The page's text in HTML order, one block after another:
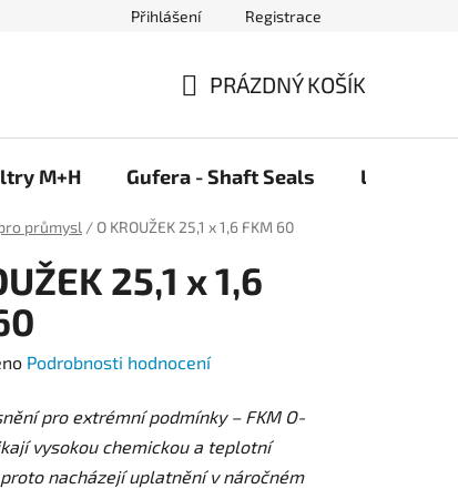
Přihlášení Registrace
KOŠÍK
PRÁZDNÝ KOŠÍK
M+H Gufera - Shaft Seals Ložiska
průmysl / O KROUŽEK 25,1 x 1,6 FKM 60
25,1 x 1,6
Podrobnosti hodnocení
pro extrémní podmínky – FKM O-
vysokou chemickou a teplotní
nacházejí uplatnění v náročném